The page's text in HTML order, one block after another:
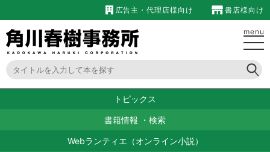
広告主・代理店様向け 書店様向け
menu
トピックス
書籍情報 ・ 検索
Webランティエ（オンライン小説）